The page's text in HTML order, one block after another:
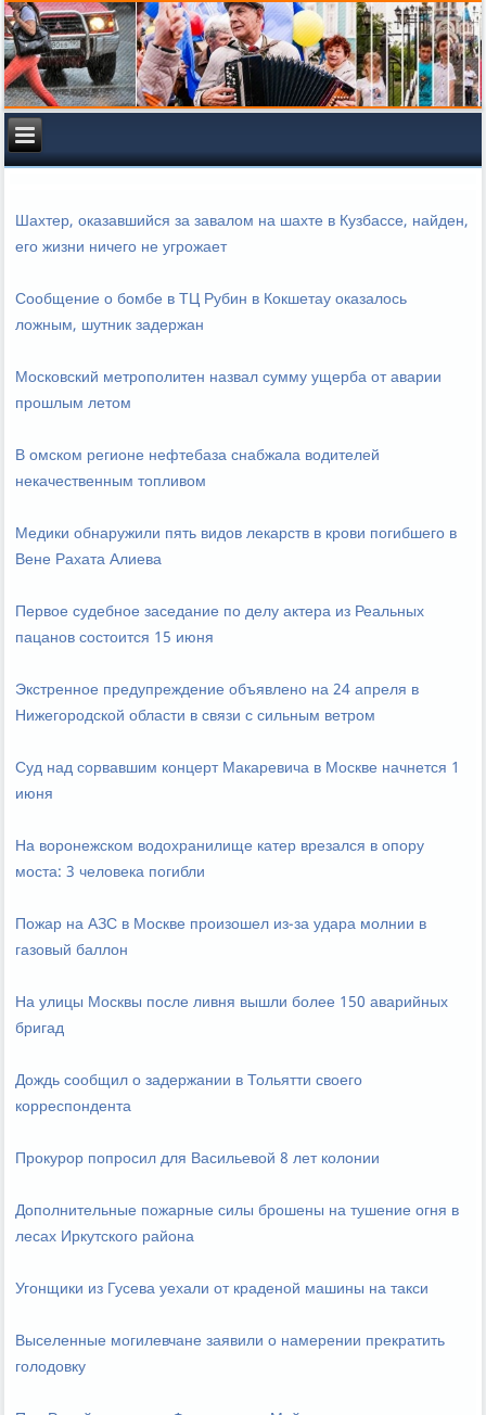
Шахтер, оказавшийся за завалом на шахте в Кузбассе, найден,
его жизни ничего не угрожает
Сообщение о бомбе в ТЦ Рубин в Кокшетау оказалось
ложным, шутник задержан
Московский метрополитен назвал сумму ущерба от аварии
прошлым летом
В омском регионе нефтебаза снабжала водителей
некачественным топливом
Медики обнаружили пять видов лекарств в крови погибшего в
Вене Рахата Алиева
Первое судебное заседание по делу актера из Реальных
пацанов состоится 15 июня
Экстренное предупреждение объявлено на 24 апреля в
Нижегородской области в связи с сильным ветром
Суд над сорвавшим концерт Макаревича в Москве начнется 1
июня
На воронежском водохранилище катер врезался в опору
моста: 3 человека погибли
Пожар на АЗС в Москве произошел из-за удара молнии в
газовый баллон
На улицы Москвы после ливня вышли более 150 аварийных
бригад
Дождь сообщил о задержании в Тольятти своего
корреспондента
Прокурор попросил для Васильевой 8 лет колонии
Дополнительные пожарные силы брошены на тушение огня в
лесах Иркутского района
Угонщики из Гусева уехали от краденой машины на такси
Выселенные могилевчане заявили о намерении прекратить
голодовку